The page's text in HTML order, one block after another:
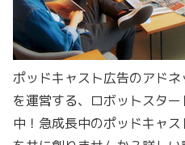
ポッドキャスト広告のアド
を運営する、ロボットスタ
中！急成長中のポッドキャ